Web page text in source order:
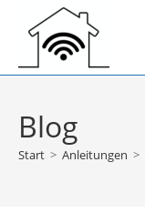
Inhalt
springen
Blog
Start > Anleitungen >